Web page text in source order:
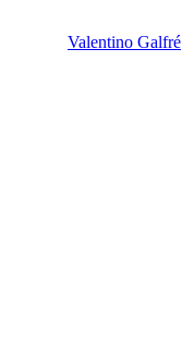
Valentino Galfré